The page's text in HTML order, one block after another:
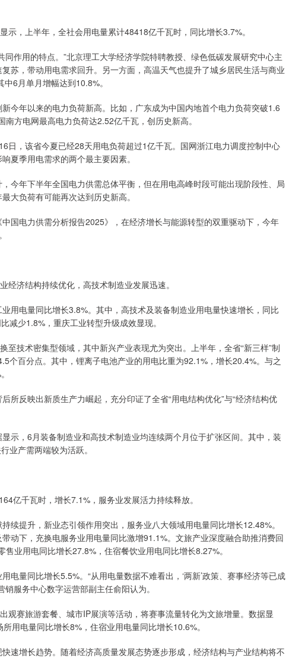
示，上半年，全社会用电量累计48418亿千瓦时，同比增长3.7%。
作用的特点。”北京理工大学经济学院特聘教授、绿色低碳发展研究中心主
苏，带动用电需求回升。另一方面，高温天气也提升了城乡居民生活与商业
6月单月增幅达到10.8%。
今年以来的电力负荷新高。比如，广东成为中国内地首个电力负荷突破1.6
方电网最高电力负荷达2.52亿千瓦，创历史新高。
日，该省今夏已经28天用电负荷超过1亿千瓦。国网浙江电力调度控制中心
夏季用电需求的两个最主要因素。
今年下半年全国电力供需总体平衡，但在用电高峰时段可能出现阶段性、局
大负荷有可能再次达到历史新高。
国电力供需分析报告2025》，在经济增长与能源转型的双重驱动下，今年
经济结构持续优化，高技术制造业发展迅速。
用电量同比增长3.8%。其中，高技术及装备制造业用电量快速增长，同比
减少1.8%，重庆工业转型升级成效显现。
至技术密集型领域，其中新兴产业表现尤为突出。上半年，全省“新三样”制
个百分点。其中，锂离子电池产业的用电比重为92.1%，增长20.4%。与之
所反映出新质生产力崛起，充分印证了全省“用电结构优化”与“经济结构优
示，6月装备制造业和高技术制造业均连续两个月位于扩张区间。其中，装
业产需两端较为活跃。
亿千瓦时，增长7.1%，服务业发展活力持续释放。
续提升，新业态引领作用突出，服务业八大领域用电量同比增长12.48%。
动下，充换电服务业用电量同比激增91.1%。文旅产业深度融合助推消费回
业用电同比增长27.8%，住宿餐饮业用电同比增长8.27%。
电量同比增长5.5%。“从用电量数据不难看出，‘两新’政策、赛事经济等已成
服务中心数字运营部副主任俞阳认为。
观赛旅游套餐、城市IP展演等活动，将赛事流量转化为文旅增量。数据显
用电量同比增长8%，住宿业用电量同比增长10.6%。
速增长趋势。随着经济高质量发展态势逐步形成，经济结构与产业结构将不